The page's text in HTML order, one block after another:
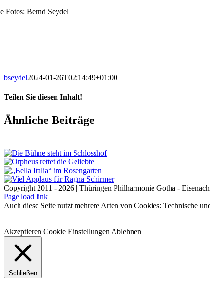
Fotos: Bernd Seydel
bseydel2024-01-26T02:14:49+01:00
Teilen Sie diesen Inhalt!
Facebook
X
LinkedIn
E-
Mail
Ähnliche Beiträge
Copyright 2011 - 2026 | Thüringen Philharmonie Gotha - Eisenach
Facebook
Instagram
WhatsApp
YouTube
E-
Mail
Telefon
Page load link
Auch diese Seite nutzt mehrere Arten von Cookies: Technische
Akzeptieren Cookie Einstellungen Ablehnen
Schließen